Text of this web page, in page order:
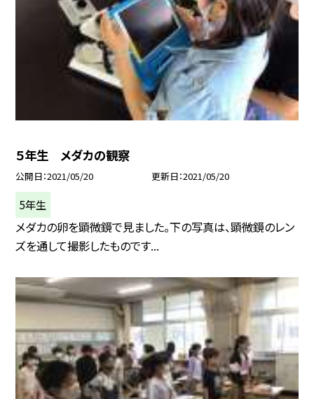
５年生 メダカの観察
公開日 2021/05/20 更新日 2021/05/20
5年生
メダカの卵を顕微鏡で見ました。下の写真は、顕微鏡のレン
ズを通して撮影したものです...